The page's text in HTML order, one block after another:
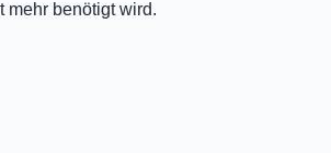
mehr benötigt wird.